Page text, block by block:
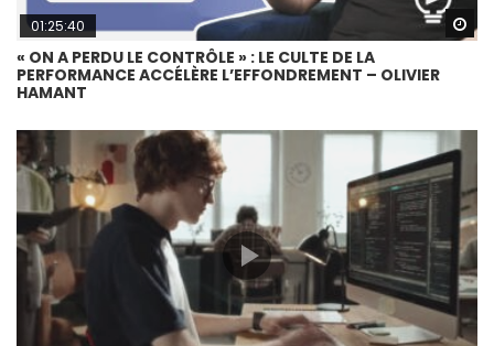
01:25:40
« ON A PERDU LE CONTRÔLE » : LE CULTE DE LA
PERFORMANCE ACCÉLÈRE L’EFFONDREMENT – OLIVIER
HAMANT